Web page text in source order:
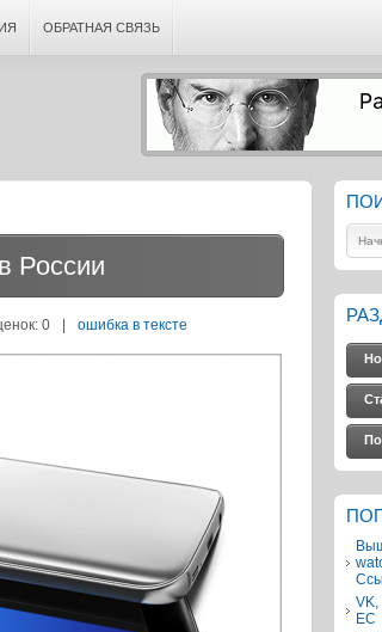
ОБРАТНАЯ СВЯЗЬ
России
0 | ошибка в тексте
VK,
ЕС